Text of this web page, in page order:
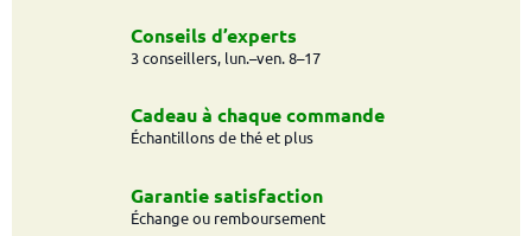
l
e
e
s
i
s
Conseils d’experts
3 conseillers, lun.–ven. 8–17
Cadeau à chaque commande
Échantillons de thé et plus
Garantie satisfaction
Échange ou remboursement